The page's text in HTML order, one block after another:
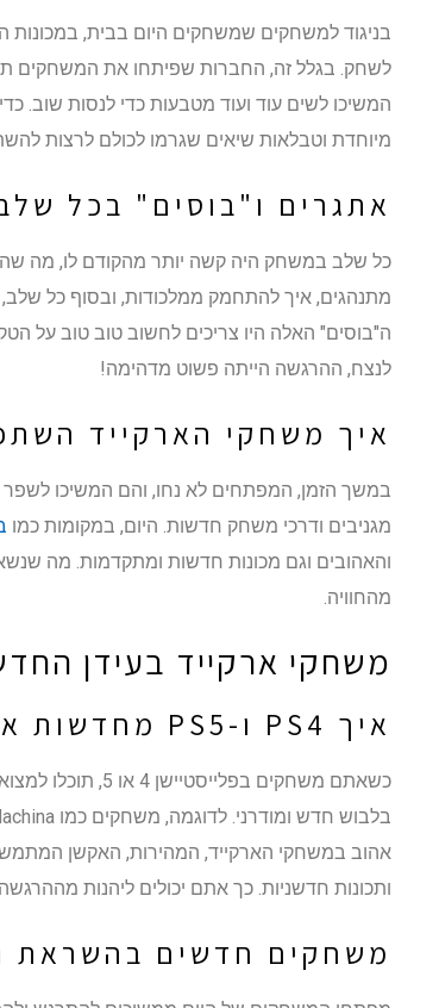
בניגוד למשחקים שמשחקים היום בבית, במכונות
לשחק. בגלל זה, החברות שפיתחו את המשחקים
המשיכו לשים עוד ועוד מטבעות כדי לנסות שוב.
מיוחדת וטבלאות שיאים שגרמו לכולם לרצות
אתגרים ו"בוסים" בכל
כל שלב במשחק היה קשה יותר מהקודם לו, מה
מתנהגים, איך להתחמק ממלכודות, ובסוף כל
ה"בוסים" האלה היו צריכים לחשוב טוב טוב על
לנצח, ההרגשה הייתה פשוט מדהימה!
איך משחקי הארקייד
במשך הזמן, המפתחים לא נחו, והם המשיכו לשפר
מגניבים ודרכי משחק חדשות. היום, במקומות כמו
והאהובים וגם מכונות חדשות ומתקדמות. מה
מהחוויה.
משחקי ארקייד בעידן
איך PS4 ו-PS5 מחדשות את חוויית הארקייד?
כשאתם משחקים
אהוב במשחקי הארקייד, המהירות, האקשן
ותכונות חדשניות. כך אתם יכולים ליהנות
משחקים חדשים בהשראת